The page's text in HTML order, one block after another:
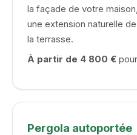
la façade de votre
une extension naturelle
la terrasse.
À partir de 4 800 €
Pergola autoportée